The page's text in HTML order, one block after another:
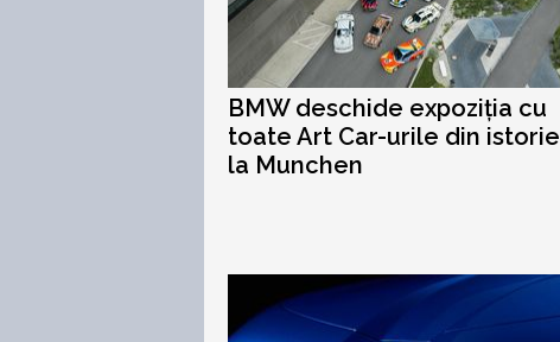
BMW deschide expoziția cu
toate Art Car-urile din istorie
la Munchen